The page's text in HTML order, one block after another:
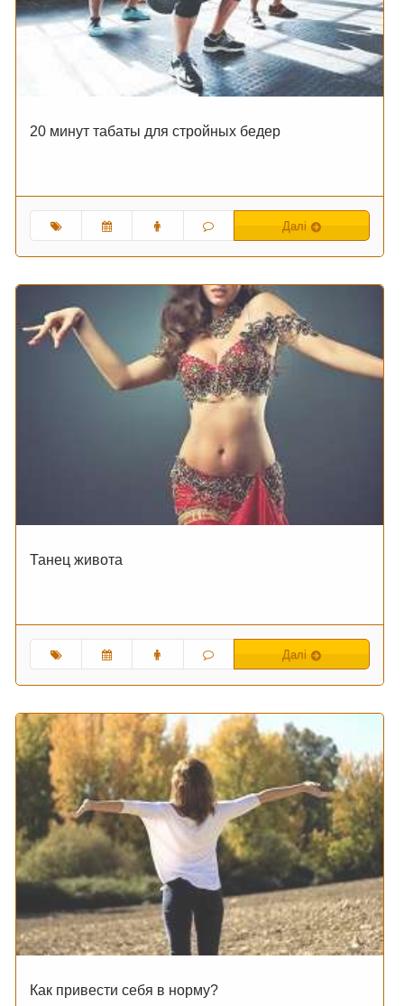
20 минут табаты для стройных бедер
Далі
Танец живота
Далі
Как привести себя в норму?